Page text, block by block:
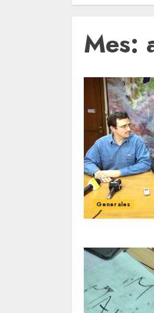
Mes:
Generales